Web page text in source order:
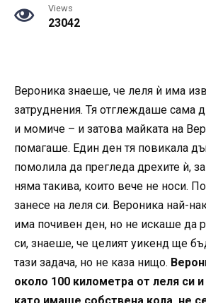
Views
23042
Вероника знаеше, че леля ѝ има
затруднения. Тя отглеждаше сама
и момиче – и затова майката на
помагаше. Един ден тя повикала
помолила да прегледа дрехите ѝ,
няма такива, които вече не носи.
занесе на леля си. Вероника най-
има почивен ден, но не искаше да
си, знаеше, че целият уикенд ще
тази задача, но не каза нищо.
около 100 километра от леля си